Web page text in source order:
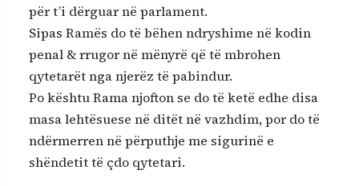
për t’i dërguar në parlament.
Sipas Ramës do të bëhen ndryshime në kodin
penal & rrugor në mënyrë që të mbrohen
qytetarët nga njerëz të pabindur.
Po kështu Rama njofton se do të ketë edhe disa
masa lehtësuese në ditët në vazhdim, por do të
ndërmerren në përputhje me sigurinë e
shëndetit të çdo qytetari.